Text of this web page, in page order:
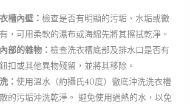
槽內壁： 檢查是否有明顯的污垢、水垢或黴
，可用柔軟的濕布或海綿先將其擦拭乾淨。
部的雜物： 檢查洗衣槽底部及排水口是否有
扣或其他異物殘留，並將其移除。
： 使用溫水（約攝氏40度）徹底沖洗洗衣槽
的污垢沖洗乾淨。 避免使用過熱的水，以免